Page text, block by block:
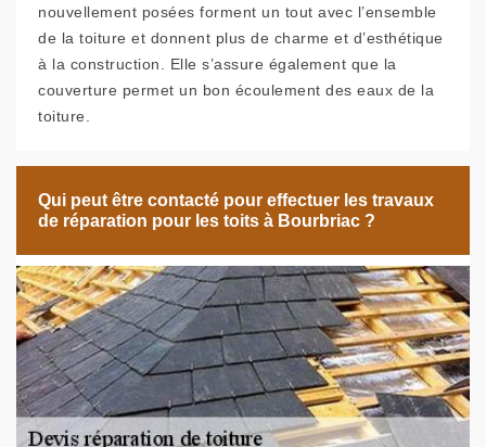
nouvellement posées forment un tout avec l’ensemble
de la toiture et donnent plus de charme et d’esthétique
à la construction. Elle s’assure également que la
couverture permet un bon écoulement des eaux de la
toiture.
Qui peut être contacté pour effectuer les travaux
de réparation pour les toits à Bourbriac ?